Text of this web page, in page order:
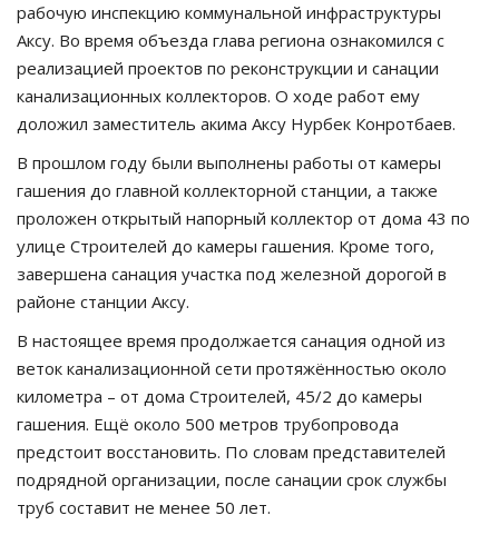
рабочую инспекцию коммунальной инфраструктуры
Аксу. Во время объезда глава региона ознакомился с
реализацией проектов по реконструкции и санации
канализационных коллекторов. О ходе работ ему
доложил заместитель акима Аксу Нурбек Конротбаев.
В прошлом году были выполнены работы от камеры
гашения до главной коллекторной станции, а также
проложен открытый напорный коллектор от дома 43 по
улице Строителей до камеры гашения. Кроме того,
завершена санация участка под железной дорогой в
районе станции Аксу.
В настоящее время продолжается санация одной из
веток канализационной сети протяжённостью около
километра – от дома Строителей, 45/2 до камеры
гашения. Ещё около 500 метров трубопровода
предстоит восстановить. По словам представителей
подрядной организации, после санации срок службы
труб составит не менее 50 лет.